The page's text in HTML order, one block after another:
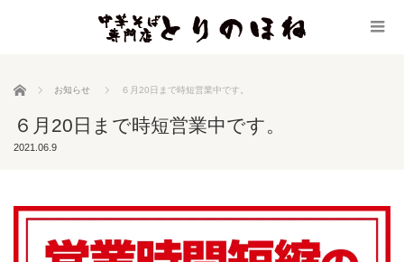
ホーム お知らせ ６月20日まで時短営業中です。
６月20日まで時短営業中です。
2021.06.9